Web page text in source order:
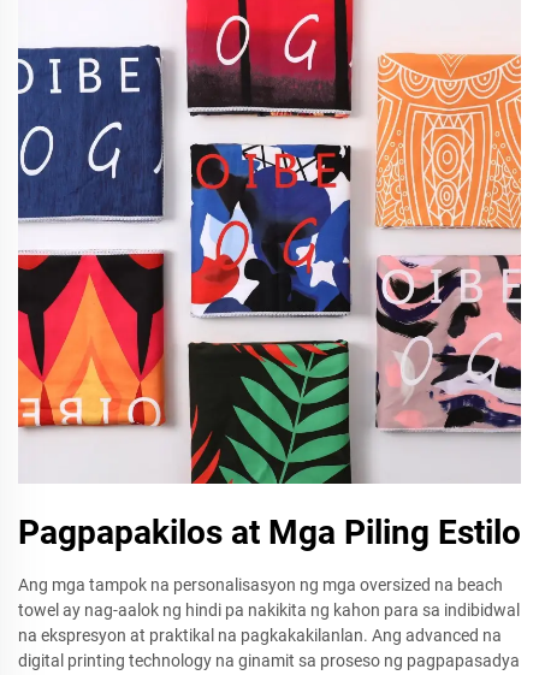
Pagpapakilos at Mga Piling Estilo
Ang mga tampok na personalisasyon ng mga oversized na beach
towel ay nag-aalok ng hindi pa nakikita ng kahon para sa indibidwal
na ekspresyon at praktikal na pagkakakilanlan. Ang advanced na
digital printing technology na ginamit sa proseso ng pagpapasadya